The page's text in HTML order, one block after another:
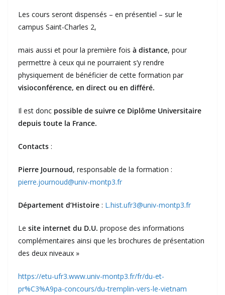
Les cours seront dispensés – en présentiel – sur le
campus Saint-Charles 2,
mais aussi et pour la première fois à distance, pour
permettre à ceux qui ne pourraient s’y rendre
physiquement de bénéficier de cette formation par
visioconférence, en direct ou en différé.
Il est donc possible de suivre ce Diplôme Universitaire
depuis toute la France.
Contacts :
Pierre Journoud, responsable de la formation :
pierre.journoud@univ-montp3.fr
Département d’Histoire : L.hist.ufr3@univ-montp3.fr
Le site internet du D.U. propose des informations
complémentaires ainsi que les brochures de présentation
des deux niveaux »
https://etu-ufr3.www.univ-montp3.fr/fr/du-et-
pr%C3%A9pa-concours/du-tremplin-vers-le-vietnam